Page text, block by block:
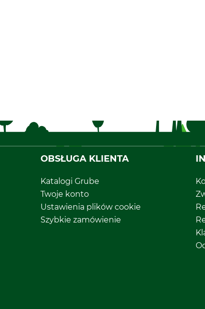
OBSŁUGA KLIENTA
Katalogi Grube
Twoje konto
Ustawienia plików cookie
Szybkie zamówienie